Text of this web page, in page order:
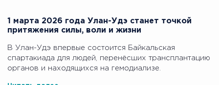
1 марта 2026 года Улан-Удэ станет точкой
притяжения силы, воли и жизни
В Улан-Удэ впервые состоится Байкальская
спартакиада для людей, перенёсших трансплантацию
органов и находящихся на гемодиализе.